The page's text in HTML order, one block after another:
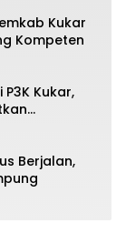
Kukar
Kompeten
Kukar,
Berjalan,